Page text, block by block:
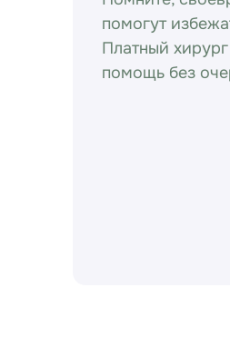
помогут
Платный
помощь без